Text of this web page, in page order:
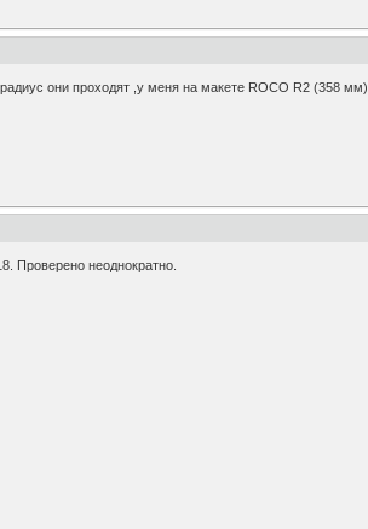
они проходят ,у меня на макете ROCO R2 (358
Проверено неоднократно.